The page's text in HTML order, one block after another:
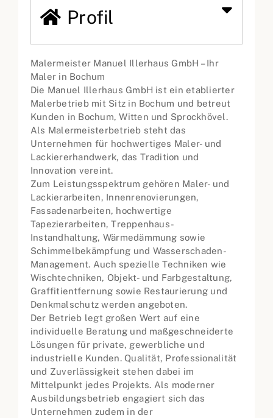
Profil
Malermeister Manuel Illerhaus GmbH – Ihr
Maler in Bochum
Die Manuel Illerhaus GmbH ist ein etablierter
Malerbetrieb mit Sitz in Bochum und betreut
Kunden in Bochum, Witten und Sprockhövel.
Als Malermeisterbetrieb steht das
Unternehmen für hochwertiges Maler- und
Lackiererhandwerk, das Tradition und
Innovation vereint.
Zum Leistungsspektrum gehören Maler- und
Lackierarbeiten, Innenrenovierungen,
Fassadenarbeiten, hochwertige
Tapezierarbeiten, Treppenhaus-
Instandhaltung, Wärmedämmung sowie
Schimmelbekämpfung und Wasserschaden-
Management. Auch spezielle Techniken wie
Wischtechniken, Objekt- und Farbgestaltung,
Graffitientfernung sowie Restaurierung und
Denkmalschutz werden angeboten.
Der Betrieb legt großen Wert auf eine
individuelle Beratung und maßgeschneiderte
Lösungen für private, gewerbliche und
industrielle Kunden. Qualität, Professionalität
und Zuverlässigkeit stehen dabei im
Mittelpunkt jedes Projekts. Als moderner
Ausbildungsbetrieb engagiert sich das
Unternehmen zudem in der